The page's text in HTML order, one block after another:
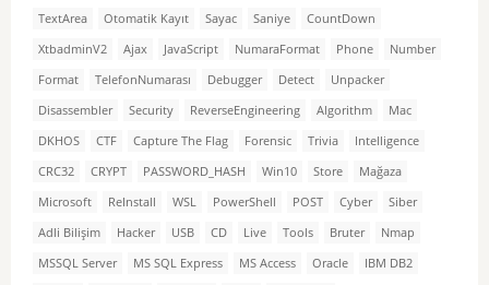
TextArea
Otomatik Kayıt Sayac Saniye
CountDown
XtbadminV2
Ajax JavaScript NumaraFormat Phone
Number
Format
TelefonNumarası Debugger Detect
Unpacker
Disassembler
Security ReverseEngineering Algorithm
Mac
DKHOS
CTF Capture The Flag Forensic Trivia
Intelligence
CRC32
CRYPT PASSWORD_HASH Win10 Store
Mağaza
Microsoft
ReInstall WSL PowerShell POST Cyber
Siber
Adli Bilişim
Hacker USB CD Live Tools Bruter
Nmap
MSSQL Server
MS SQL Express MS Access Oracle
IBM DB2